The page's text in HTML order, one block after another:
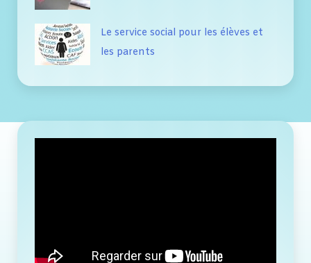
Le service social pour les élèves et
les parents